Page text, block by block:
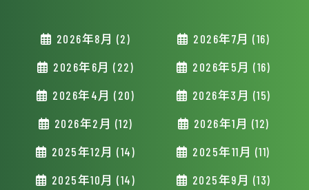
2026年8月 (2) 2026年7月 (16)
2026年6月 (22) 2026年5月 (16)
2026年4月 (20) 2026年3月 (15)
2026年2月 (12) 2026年1月 (12)
2025年12月 (14) 2025年11月 (11)
2025年10月 (14) 2025年9月 (13)